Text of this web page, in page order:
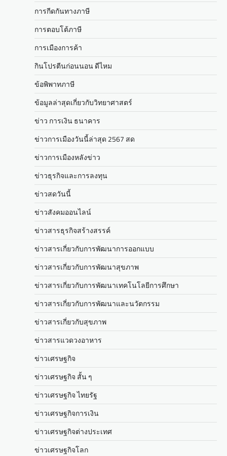
การกีดกันทางภาษี
การตอบโต้ภาษี
การเมืองการค้า
กินโปรตีนก่อนนอน ดีไหม
ข้อพิพาทภาษี
ข้อมูลล่าสุดเกี่ยวกับวิทยาศาสตร์
ข่าว การเงิน ธนาคาร
ข่าวการเมืองวันนี้ล่าสุด 2567 สด
ข่าวการเมืองหลังข่าว
ข่าวธุรกิจและการลงทุน
ข่าวสดวันนี้
ข่าวสังคมออนไลน์
ข่าวสารธุรกิจสร้างสรรค์
ข่าวสารเกี่ยวกับการพัฒนาการออกแบบ
ข่าวสารเกี่ยวกับการพัฒนาสุขภาพ
ข่าวสารเกี่ยวกับการพัฒนาเทคโนโลยีการศึกษา
ข่าวสารเกี่ยวกับการพัฒนาและนวัตกรรม
ข่าวสารเกี่ยวกับสุขภาพ
ข่าวสารแวดวงอาหาร
ข่าวเศรษฐกิจ
ข่าวเศรษฐกิจ สั้น ๆ
ข่าวเศรษฐกิจ ไทยรัฐ
ข่าวเศรษฐกิจการเงิน
ข่าวเศรษฐกิจต่างประเทศ
ข่าวเศรษฐกิจโลก